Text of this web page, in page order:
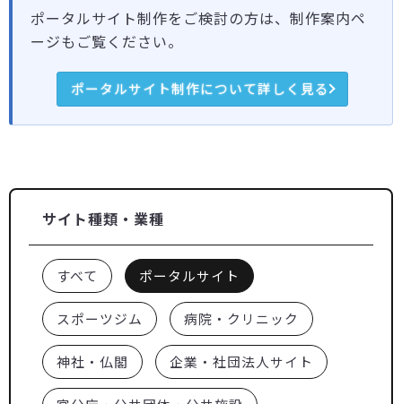
ポータルサイト制作をご検討の方は、制作案内ペ
ージもご覧ください。
ポータルサイト制作について詳しく見る
サイト種類・業種
すべて ポータルサイト
スポーツジム 病院・クリニック
神社・仏閣 企業・社団法人サイト